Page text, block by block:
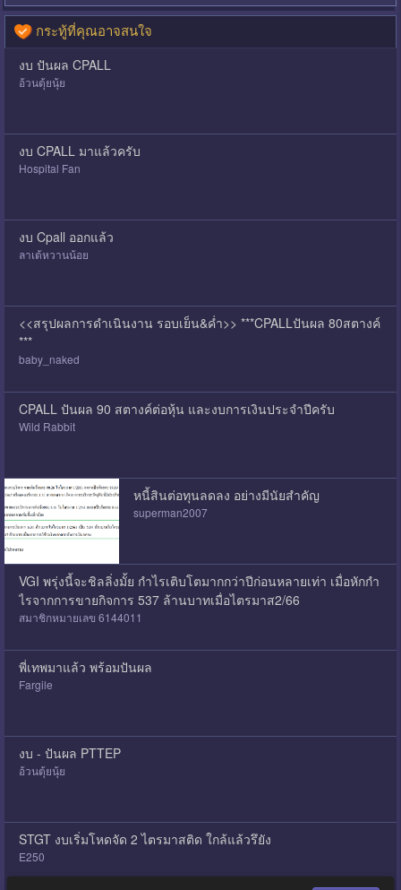
กระทู้ที่คุณอาจสนใจ
งบ ปันผล CPALL
อ้วนตุ้ยนุ้ย
งบ CPALL มาแล้วครับ
Hospital Fan
งบ Cpall ออกแล้ว
ลาเต้หวานน้อย
<<สรุปผลการดำเนินงาน รอบเย็น&ค่ำ>> ***CPALLปันผล 80สตางค์
***
baby_naked
CPALL ปันผล 90 สตางค์ต่อหุ้น และงบการเงินประจำปีครับ
Wild Rabbit
หนี้สินต่อทุนลดลง อย่างมีนัยสำคัญ
superman2007
VGI พรุ่งนี้จะชิลลิ่งมั้ย กำไรเติบโตมากกว่าปีก่อนหลายเท่า เมื่อหักกำ
ไรจากการขายกิจการ 537 ล้านบาทเมื่อไตรมาส2/66
สมาชิกหมายเลข 6144011
พี่เทพมาแล้ว พร้อมปันผล
Fargile
งบ - ปันผล PTTEP
อ้วนตุ้ยนุ้ย
STGT งบเริ่มโหดจัด 2 ไตรมาสติด ใกล้แล้วรึยัง
E250